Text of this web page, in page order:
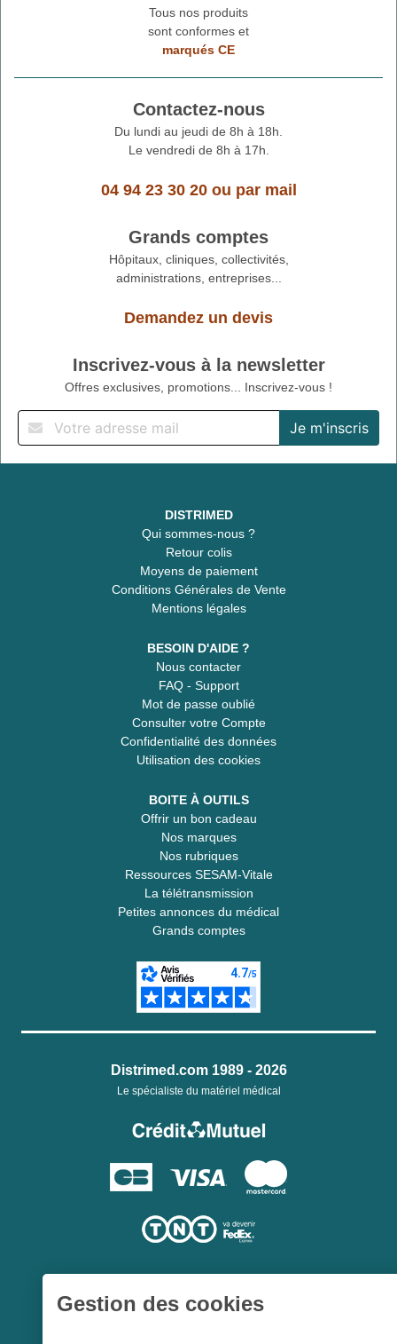
Tous nos produits
sont conformes et
marqués CE
Contactez-nous
Du lundi au jeudi de 8h à 18h.
Le vendredi de 8h à 17h.
04 94 23 30 20ou par mail
Grands comptes
Hôpitaux, cliniques, collectivités,
administrations, entreprises...
Demandez un devis
Inscrivez-vous à la newsletter
Offres exclusives, promotions... Inscrivez-vous !
DISTRIMED
Qui sommes-nous ?
Retour colis
Moyens de paiement
Conditions Générales de Vente
Mentions légales
BESOIN D'AIDE ?
Nous contacter
FAQ - Support
Mot de passe oublié
Consulter votre Compte
Confidentialité des données
Utilisation des cookies
BOITE À OUTILS
Offrir un bon cadeau
Nos marques
Nos rubriques
Ressources SESAM-Vitale
La télétransmission
Petites annonces du médical
Grands comptes
Distrimed.com 1989 - 2026
Le spécialiste du matériel médical
Gestion des cookies